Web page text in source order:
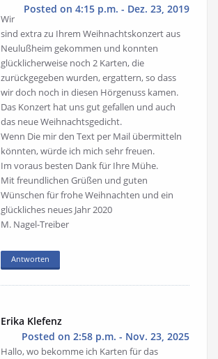
Posted on 4:15 p.m. - Dez. 23, 2019
Wir
sind extra zu Ihrem Weihnachtskonzert aus
Neulußheim gekommen und konnten
glücklicherweise noch 2 Karten, die
zurückgegeben wurden, ergattern, so dass
wir doch noch in diesen Hörgenuss kamen.
Das Konzert hat uns gut gefallen und auch
das neue Weihnachtsgedicht.
Wenn Die mir den Text per Mail übermitteln
könnten, würde ich mich sehr freuen.
Im voraus besten Dank für Ihre Mühe.
Mit freundlichen Grüßen und guten
Wünschen für frohe Weihnachten und ein
glückliches neues Jahr 2020
M. Nagel-Treiber
Antworten
Erika Klefenz
Posted on 2:58 p.m. - Nov. 23, 2025
Hallo, wo bekomme ich Karten für das